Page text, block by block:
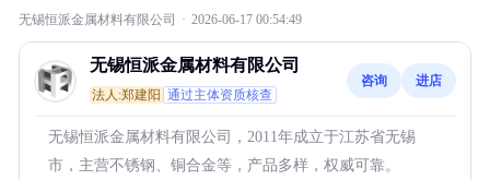
无锡恒派金属材料有限公司 · 2026-06-17 00:54:49
无锡恒派金属材料有限公司
法人:郑建阳 通过主体资质核查
咨询 进店
无锡恒派金属材料有限公司，2011年成立于江苏省无锡
市，主营不锈钢、铜合金等，产品多样，权威可靠。